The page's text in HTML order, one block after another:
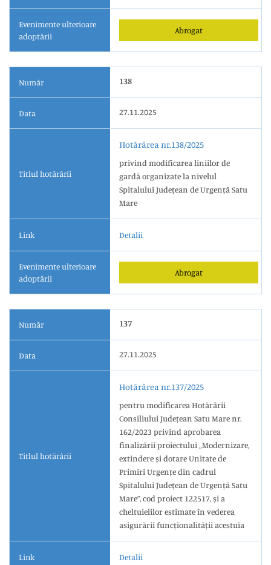
Evenimente ulterioare
adoptării
Abrogat
Număr 138
Data 27.11.2025
Titlul hotărârii
Hotărârea nr.138/2025
privind modificarea liniilor de
gardă organizate la nivelul
Spitalului Județean de Urgență Satu
Mare
Link Detalii
Evenimente ulterioare
adoptării
Abrogat
Număr 137
Data 27.11.2025
Titlul hotărârii
Hotărârea nr.137/2025
pentru modificarea Hotărârii
Consiliului Județean Satu Mare nr.
162/2023 privind aprobarea
finalizării proiectului „Modernizare,
extindere și dotare Unitate de
Primiri Urgențe din cadrul
Spitalului Județean de Urgență Satu
Mare”, cod proiect 122517, și a
cheltuielilor estimate în vederea
asigurării funcționalității acestuia
Link Detalii